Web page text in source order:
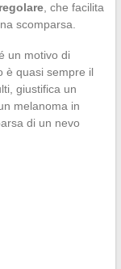
, che facilita
scomparsa.
un motivo di
è quasi sempre il
giustifica un
melanoma in
di un nevo